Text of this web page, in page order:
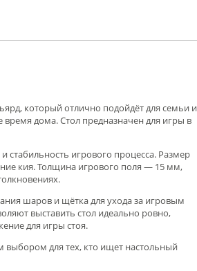
который отлично подойдёт для семьи и
дома. Стол предназначен для игры в
стабильность игрового процесса. Размер
кия. Толщина игрового поля — 15 мм,
шаров и щётка для ухода за игровым
выставить стол идеально ровно,
для игры стоя.
выбором для тех, кто ищет настольный